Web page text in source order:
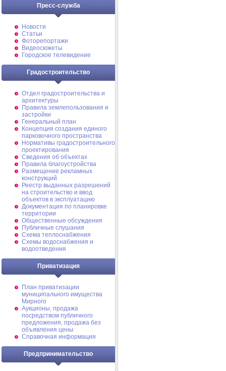
Пресс-служба
Новости
Статьи
Фоторепортажи
Видеосюжеты
Городское телевидение
Градостроительство
Отдел градостроительства и
архитектуры
Правила землепользования и
застройки
Генеральный план
Концепция создания единого
парковочного пространства
Нормативы градостроительного
проектирования
Сведения об объектах
Правила благоустройства
Размещение рекламных
конструкций
Реестр выданных разрешений
на строительство и ввод
объектов в эксплуатацию
Документация по планировке
территории
Общественные обсуждения
Публичные слушания
Схема теплоснабжения
Схемы водоснабжения и
водоотведения
Приватизация
План приватизации
муниципального имущества
Мирного
Аукционы, продажа
посредством публичного
предложения, продажа без
объявления цены
Справочная информация
Предпринимательство